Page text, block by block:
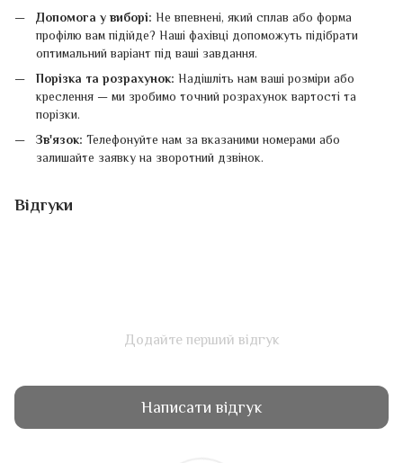
Допомога у виборі: Не впевнені, який сплав або форма
профілю вам підійде? Наші фахівці допоможуть підібрати
оптимальний варіант під ваші завдання.
Порізка та розрахунок: Надішліть нам ваші розміри або
креслення — ми зробимо точний розрахунок вартості та
порізки.
Зв'язок: Телефонуйте нам за вказаними номерами або
залишайте заявку на зворотний дзвінок.
Відгуки
Додайте перший відгук
Написати відгук